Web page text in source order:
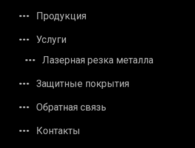
Продукция
Услуги
Лазерная резка металла
Защитные покрытия
Обратная связь
Контакты